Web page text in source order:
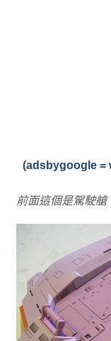
(adsbygoogle =
前面這個是駕駛